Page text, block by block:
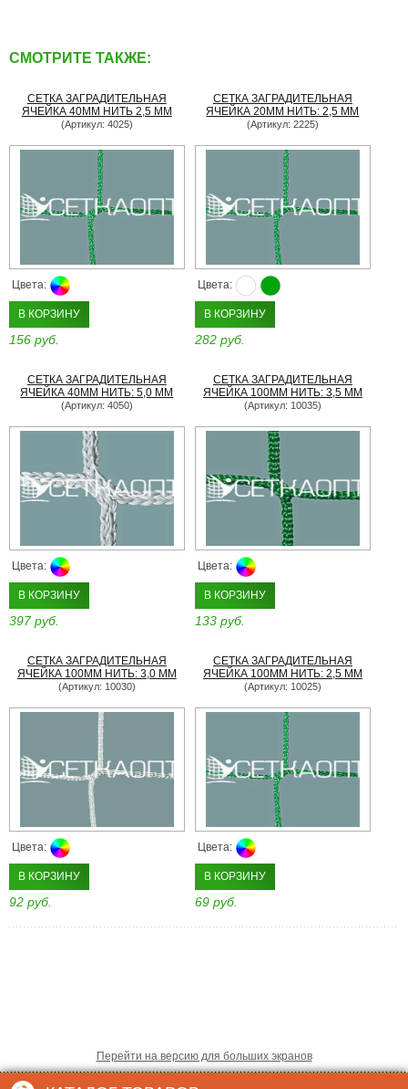
СМОТРИТЕ ТАКЖЕ:
СЕТКА ЗАГРАДИТЕЛЬНАЯ
ЯЧЕЙКА 40ММ НИТЬ 2,5 ММ
(Артикул: 4025)
Цвета:
В КОРЗИНУ
156 руб.
СЕТКА ЗАГРАДИТЕЛЬНАЯ
ЯЧЕЙКА 20ММ НИТЬ: 2,5 ММ
(Артикул: 2225)
Цвета:
В КОРЗИНУ
282 руб.
СЕТКА ЗАГРАДИТЕЛЬНАЯ
ЯЧЕЙКА 40ММ НИТЬ: 5,0 ММ
(Артикул: 4050)
Цвета:
В КОРЗИНУ
397 руб.
СЕТКА ЗАГРАДИТЕЛЬНАЯ
ЯЧЕЙКА 100ММ НИТЬ: 3,5 ММ
(Артикул: 10035)
Цвета:
В КОРЗИНУ
133 руб.
СЕТКА ЗАГРАДИТЕЛЬНАЯ
ЯЧЕЙКА 100ММ НИТЬ: 3,0 ММ
(Артикул: 10030)
Цвета:
В КОРЗИНУ
92 руб.
СЕТКА ЗАГРАДИТЕЛЬНАЯ
ЯЧЕЙКА 100ММ НИТЬ: 2,5 ММ
(Артикул: 10025)
Цвета:
В КОРЗИНУ
69 руб.
Перейти на версию для больших экранов